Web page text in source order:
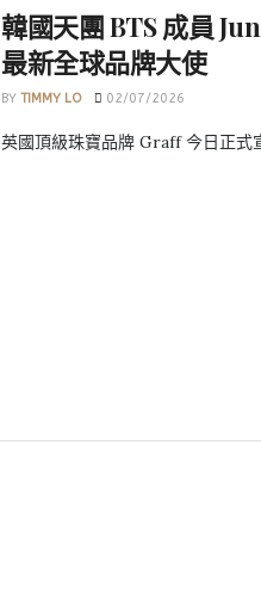
韓國天團 BTS 成員
最新全球品牌大使
BY TIMMY LO 02/07/2026
英國頂級珠寶品牌 Graff 今日正式